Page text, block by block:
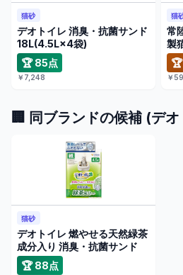
猫砂
デオトイレ 消臭・抗菌サンド
18L(4.5L×4袋)
🏆 85点
￥7,248
猫
常
製
￥
🏢 同ブランドの候補 (デ
猫砂
デオトイレ 燃やせる天然緑茶
成分入り 消臭・抗菌サンド
🏆 88点